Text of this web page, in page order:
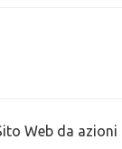
Web da